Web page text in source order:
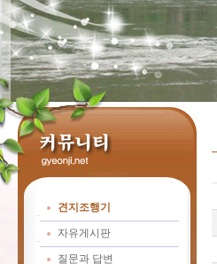
견지조행기
자유게시판
질문과 답변